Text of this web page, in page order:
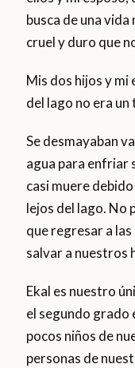
busca de una
cruel y duro que
Mis dos hijos y mi
del lago no era
Se desmayaban
agua para enfriar
casi muere
lejos del lago. No
que regresar a
salvar a nuestros
Ekal es nuestro
el segundo grado
pocos niños de
personas de